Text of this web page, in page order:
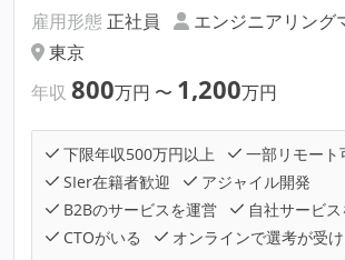
雇用形態 正社員
エンジニアリング
東京
年収 800万円 〜 1,200万円
下限年収500万円以上
一部リモート
SIer在籍者歓迎
アジャイル開発
B2Bのサービスを運営
自社サービ
CTOがいる
オンラインで選考が受